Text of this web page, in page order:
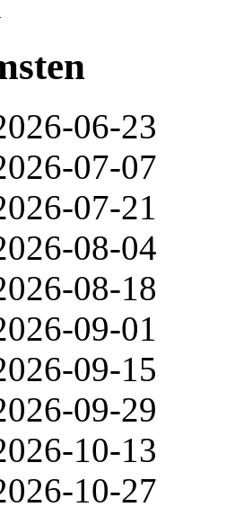
06-23
07-07
07-21
08-04
08-18
09-01
09-15
09-29
10-13
10-27